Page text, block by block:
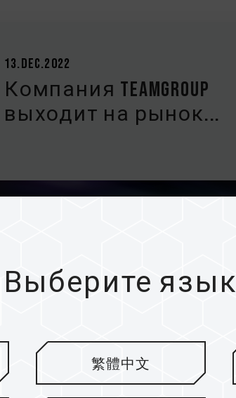
13.Dec.2022
Компания TEAMGROUP
выходит на рынок...
Выберите язык
繁體中文